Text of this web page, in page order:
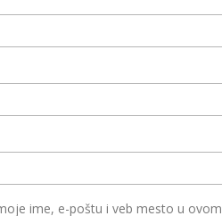
ime, e-poštu i veb mesto u